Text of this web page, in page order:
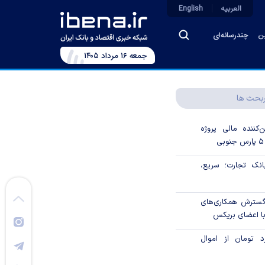
چندرسانه‌ای
العربیه English
جمعه ۱۶ مرداد ۱۴۰۵
ها
مالی پروژه
تجارت؛ سریع،
گسترش همکاری‌های
اعضای بریکس
میلیارد تومان از اموال